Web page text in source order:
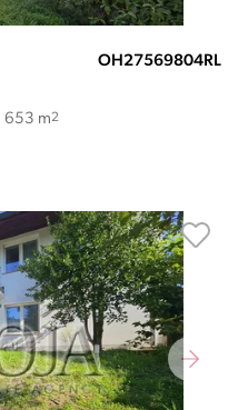
OH27569804RL
| 653 m2